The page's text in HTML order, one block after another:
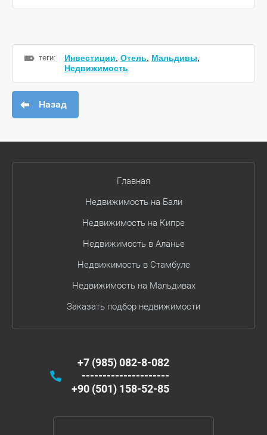
теги: Инвестиции, Отель, Мальдивы,
Недвижимость
Назад
Главная
Недвижимость на Бали
Недвижимость на Кипре
Недвижимость в Аланье
Недвижимость в Стамбуле
Недвижимость на Мальдивах
Заказать подбор недвижимости
+7 (985) 082-8-082
---------------------
+90 (501) 158-52-85